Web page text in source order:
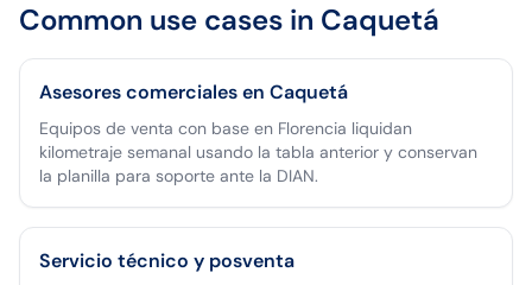
Common use cases in Caquetá
Asesores comerciales en Caquetá
Equipos de venta con base en Florencia liquidan
kilometraje semanal usando la tabla anterior y conservan
la planilla para soporte ante la DIAN.
Servicio técnico y posventa